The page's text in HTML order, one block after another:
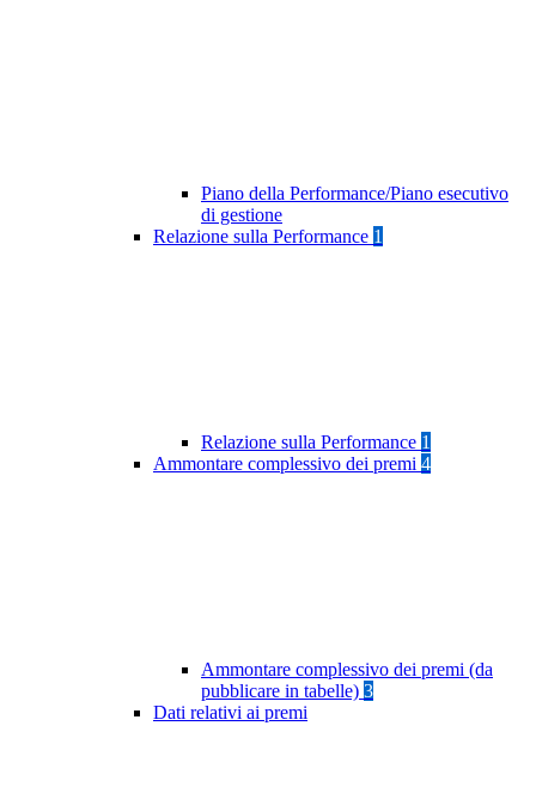
Piano della Performance/Piano esecutivo
di gestione
Relazione sulla Performance 1
Relazione sulla Performance 1
Ammontare complessivo dei premi 4
Ammontare complessivo dei premi (da
pubblicare in tabelle) 3
Dati relativi ai premi